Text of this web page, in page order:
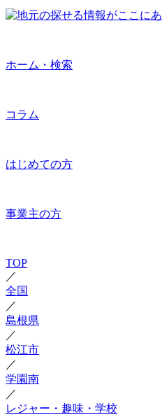
ホーム・検索
コラム
はじめての方
事業主の方
TOP
／
全国
／
島根県
／
松江市
／
学園南
／
レジャー・趣味・学校